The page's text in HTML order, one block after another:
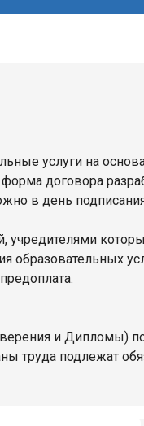
услуги на
договора
в день
учредителями
и Дипломы)
труда подлежат